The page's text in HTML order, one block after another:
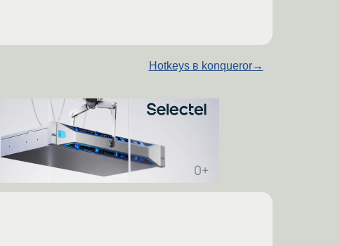
Hotkeys в konqueror→